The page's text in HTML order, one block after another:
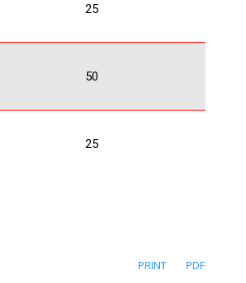
25
50
25
PRINT PDF